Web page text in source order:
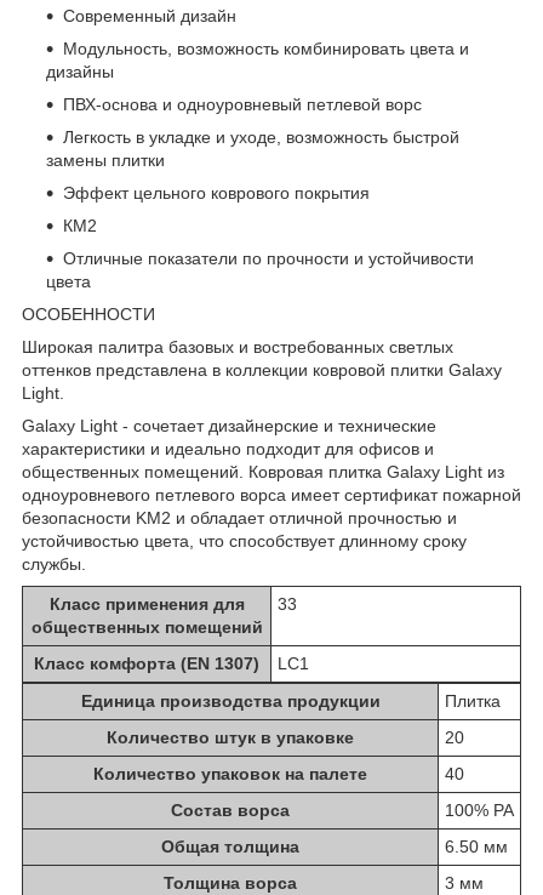
Современный дизайн
Модульность, возможность комбинировать цвета и
дизайны
ПВХ-основа и одноуровневый петлевой ворс
Легкость в укладке и уходе, возможность быстрой
замены плитки
Эффект цельного коврового покрытия
КМ2
Отличные показатели по прочности и устойчивости
цвета
ОСОБЕННОСТИ
Широкая палитра базовых и востребованных светлых
оттенков представлена в коллекции ковровой плитки Galaxy
Light.
Galaxy Light - сочетает дизайнерские и технические
характеристики и идеально подходит для офисов и
общественных помещений. Ковровая плитка Galaxy Light из
одноуровневого петлевого ворса имеет сертификат пожарной
безопасности KM2 и обладает отличной прочностью и
устойчивостью цвета, что способствует длинному сроку
службы.
Класс применения для
общественных помещений
33
Класс комфорта (EN 1307)
LC1
Единица производства продукции
Плитка
Количество штук в упаковке
20
Количество упаковок на палете
40
Состав ворса
100% PA
Общая толщина
6.50 мм
Толщина ворса
3 мм